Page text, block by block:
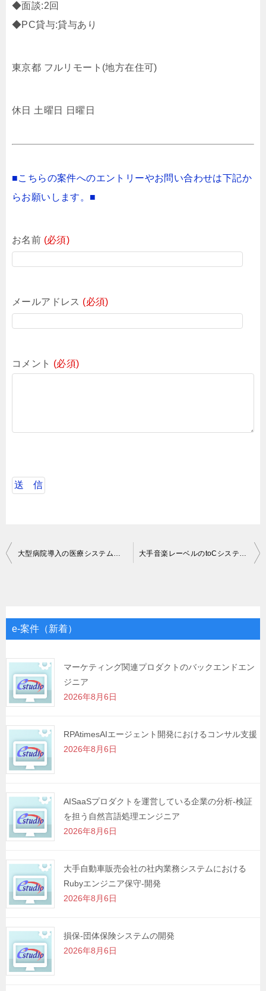
◆面談:2回
◆PC貸与:貸与あり
東京都 フルリモート(地方在住可)
休日 土曜日 日曜日
■こちらの案件へのエントリーやお問い合わせは下記か
らお願いします。■
お名前 (必須)
メールアドレス (必須)
コメント (必須)
投
ゲ
シ
ョ
ン
大型病院導入の医療システムの開発から導入サポートを行う開発エンジニア 大手音楽レーベルのtoCシステム構築の要件定義及びベンダーコントロール
e-案件（新着）
マーケティング関連プロダクトのバックエンドエン
ジニア
2026年8月6日
RPAtimesAIエージェント開発におけるコンサル支援
2026年8月6日
AISaaSプロダクトを運営している企業の分析-検証
を担う自然言語処理エンジニア
2026年8月6日
大手自動車販売会社の社内業務システムにおける
Rubyエンジニア保守-開発
2026年8月6日
損保-団体保険システムの開発
2026年8月6日